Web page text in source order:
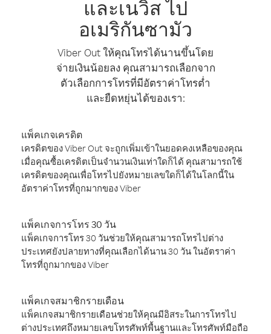
และเนวิส ไป
อเมริกันซามัว
Viber Out ให้คุณโทรได้นานขึ้นโดย
จ่ายเงินน้อยลง คุณสามารถเลือกจาก
ตัวเลือกการโทรที่มีอัตราค่าโทรต่ำ
และยืดหยุ่นได้ของเรา:
แพ็คเกจเครดิต
เครดิตของ Viber Out จะถูกเพิ่มเข้าในยอดคงเหลือของคุณ
เมื่อคุณซื้อเครดิตเป็นจำนวนเงินเท่าใดก็ได้ คุณสามารถใช้
เครดิตของคุณเพื่อโทรไปยังหมายเลขใดก็ได้ในโลกนี้ใน
อัตราค่าโทรที่ถูกมากของ Viber
แพ็คเกจการโทร 30 วัน
แพ็คเกจการโทร 30 วันช่วยให้คุณสามารถโทรไปต่าง
ประเทศยังปลายทางที่คุณเลือกได้นาน 30 วัน ในอัตราค่า
โทรที่ถูกมากของ Viber
แพ็คเกจสมาชิกรายเดือน
แพ็คเกจสมาชิกรายเดือนช่วยให้คุณมีอิสระในการโทรไป
ต่างประเทศถึงหมายเลขโทรศัพท์พื้นฐานและโทรศัพท์มือถือ